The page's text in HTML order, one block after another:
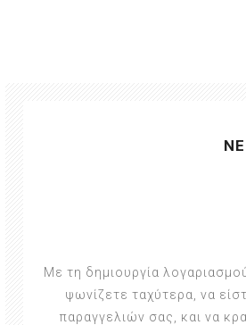
Με τη δημιουργία
ψωνίζετε ταχύτερα, να
παραγγελιών σας, και να